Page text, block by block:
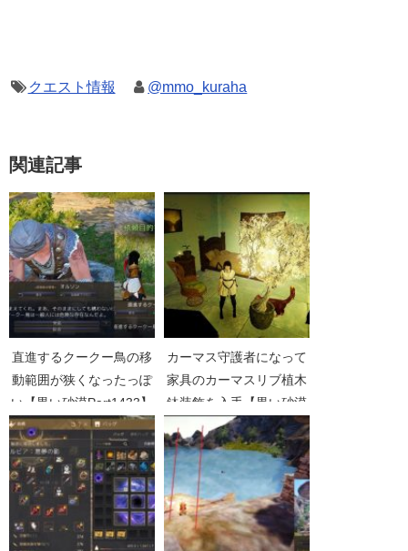
クエスト情報 @mmo_kuraha
関連記事
直進するクークー鳥の移
動範囲が狭くなったっぽ
い【黒い砂漠Part1433】
カーマス守護者になって
家具のカーマスリブ植木
鉢装飾を入手【黒い砂漠
Part1751】